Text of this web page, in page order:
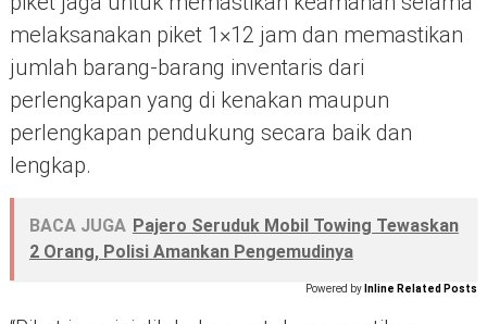
melaksanakan piket 1×12 jam dan memastikan
jumlah barang-barang inventaris dari
perlengkapan yang di kenakan maupun
perlengkapan pendukung secara baik dan
lengkap.
BACA JUGA Pajero Seruduk Mobil Towing Tewaskan
2 Orang, Polisi Amankan Pengemudinya
Powered by Inline Related Posts